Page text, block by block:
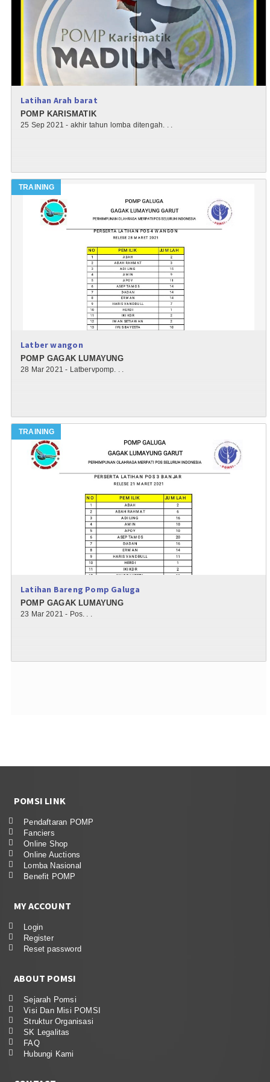
Latihan Arah barat
POMP KARISMATIK
25 Sep 2021 - akhir tahun lomba ditengah. . .
TRAINING
Latber wangon
POMP GAGAK LUMAYUNG
28 Mar 2021 - Latbervpomp. . .
TRAINING
Latihan Bareng Pomp Galuga
POMP GAGAK LUMAYUNG
23 Mar 2021 - Pos. . .
POMSI LINK
Pendaftaran POMP
Fanciers
Online Shop
Online Auctions
Lomba Nasional
Benefit POMP
MY ACCOUNT
Login
Register
Reset password
ABOUT POMSI
Sejarah Pomsi
Visi Dan Misi POMSI
Struktur Organisasi
SK Legalitas
FAQ
Hubungi Kami